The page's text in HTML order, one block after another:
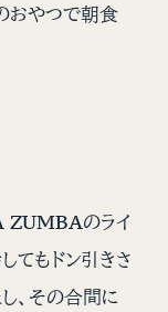
おやつで朝食
ZUMBAのライ
てもドン引きさ
、その合間に